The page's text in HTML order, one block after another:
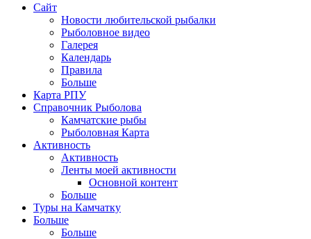
Сайт
Новости любительской рыбалки
Рыболовное видео
Галерея
Календарь
Правила
Больше
Карта РПУ
Справочник Рыболова
Камчатские рыбы
Рыболовная Карта
Активность
Активность
Ленты моей активности
Основной контент
Больше
Туры на Камчатку
Больше
Больше